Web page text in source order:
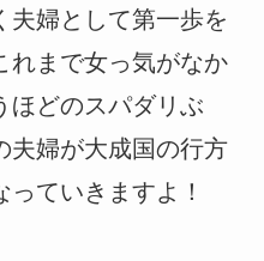
夫婦として第一歩を
れまで女っ気がなか
ほどのスパダリぶ
夫婦が大成国の行方
ていきますよ！